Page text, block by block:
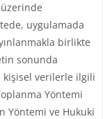
üzerinde
uygulamada
birlikte
sonunda
kişisel verilerle ilgili
Yöntemi
Yöntemi ve Hukuki